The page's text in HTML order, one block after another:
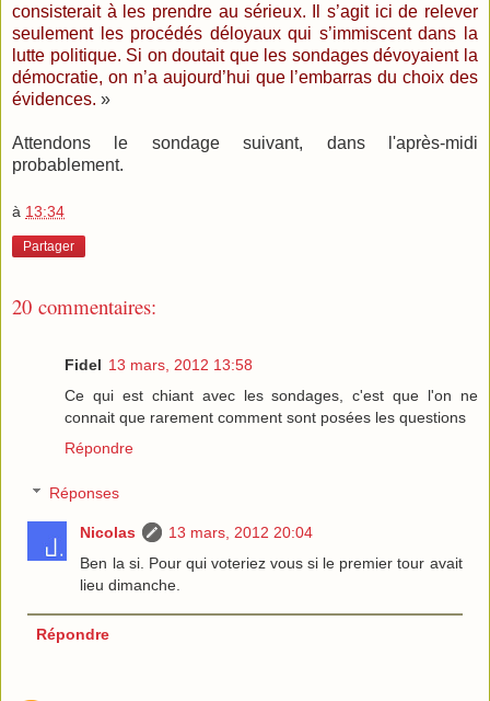
consisterait à les prendre au sérieux. Il s’agit ici de relever
seulement les procédés déloyaux qui s’immiscent dans la
lutte politique. Si on doutait que les sondages dévoyaient la
démocratie, on n’a aujourd’hui que l’embarras du choix des
évidences. »
Attendons le sondage suivant, dans l'après-midi
probablement.
à 13:34
Partager
20 commentaires:
Fidel 13 mars, 2012 13:58
Ce qui est chiant avec les sondages, c'est que l'on ne
connait que rarement comment sont posées les questions
Répondre
Réponses
Nicolas
13 mars, 2012 20:04
Ben la si. Pour qui voteriez vous si le premier tour avait
lieu dimanche.
Répondre